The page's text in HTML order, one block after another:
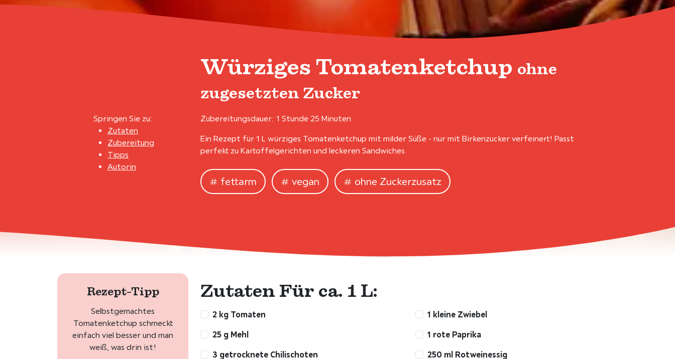
Würziges Tomatenketchup ohne
zugesetzten Zucker
Springen Sie zu:
Zutaten
Zubereitung
Tipps
Autorin
Zubereitungsdauer: 1 Stunde 25 Minuten
Ein Rezept für 1 L würziges Tomatenketchup mit milder Süße - nur mit Birkenzucker verfeinert! Passt
perfekt zu Kartoffelgerichten und leckeren Sandwiches.
fettarm vegan ohne Zuckerzusatz
Zutaten Für ca. 1 L:
2 kg Tomaten
25 g Mehl
3 getrocknete Chilischoten
1 kleine Zwiebel
1 rote Paprika
250 ml Rotweinessig
Rezept-Tipp
Selbstgemachtes
Tomatenketchup schmeckt
einfach viel besser und man
weiß, was drin ist!